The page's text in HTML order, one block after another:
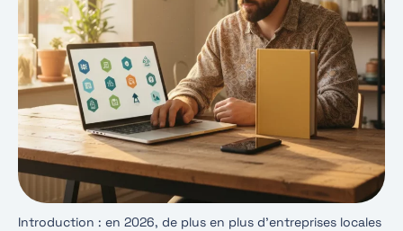
Introduction : en 2026, de plus en plus d’entreprises locales